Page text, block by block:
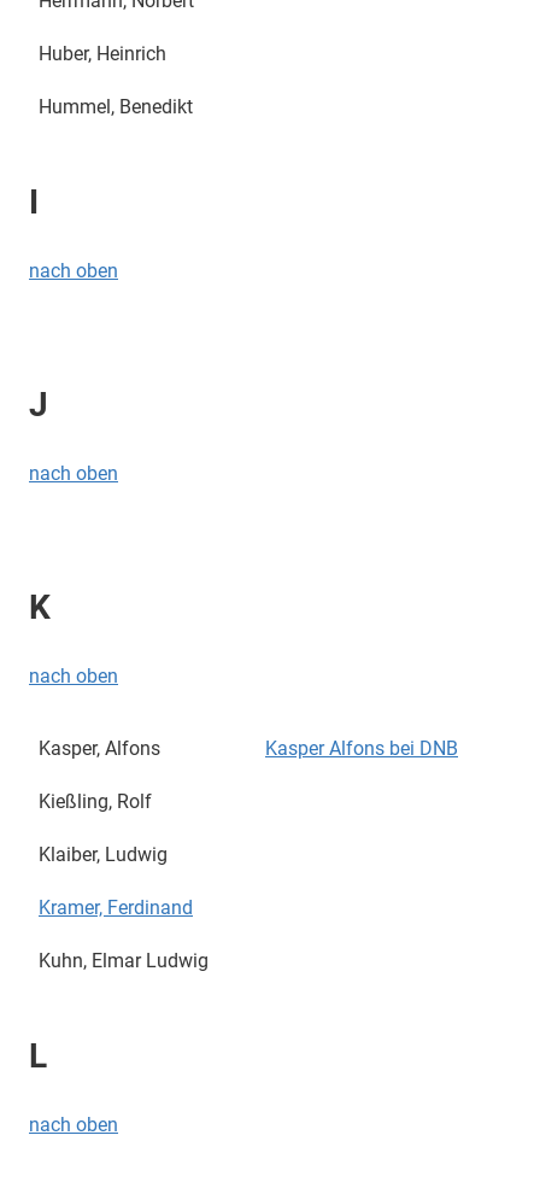
Huber, Heinrich
Hummel, Benedikt
I
nach oben
J
nach oben
K
nach oben
Kasper, Alfons Kasper Alfons bei DNB
Kießling, Rolf
Klaiber, Ludwig
Kramer, Ferdinand
Kuhn, Elmar Ludwig
L
nach oben